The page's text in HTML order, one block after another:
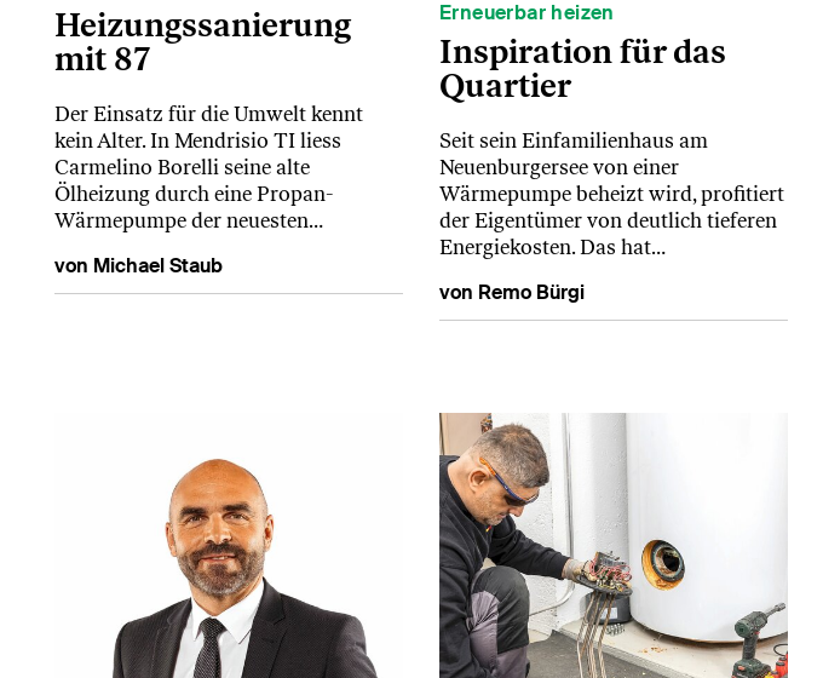
Heizungssanierung
mit 87
Der Einsatz für die Umwelt kennt
kein Alter. In Mendrisio TI liess
Carmelino Borelli seine alte
Ölheizung durch eine Propan-
Wärmepumpe der neuesten…
von Michael Staub
Erneuerbar heizen
Inspiration für das
Quartier
Seit sein Einfamilienhaus am
Neuenburgersee von einer
Wärmepumpe beheizt wird, profitiert
der Eigentümer von deutlich tieferen
Energiekosten. Das hat…
von Remo Bürgi